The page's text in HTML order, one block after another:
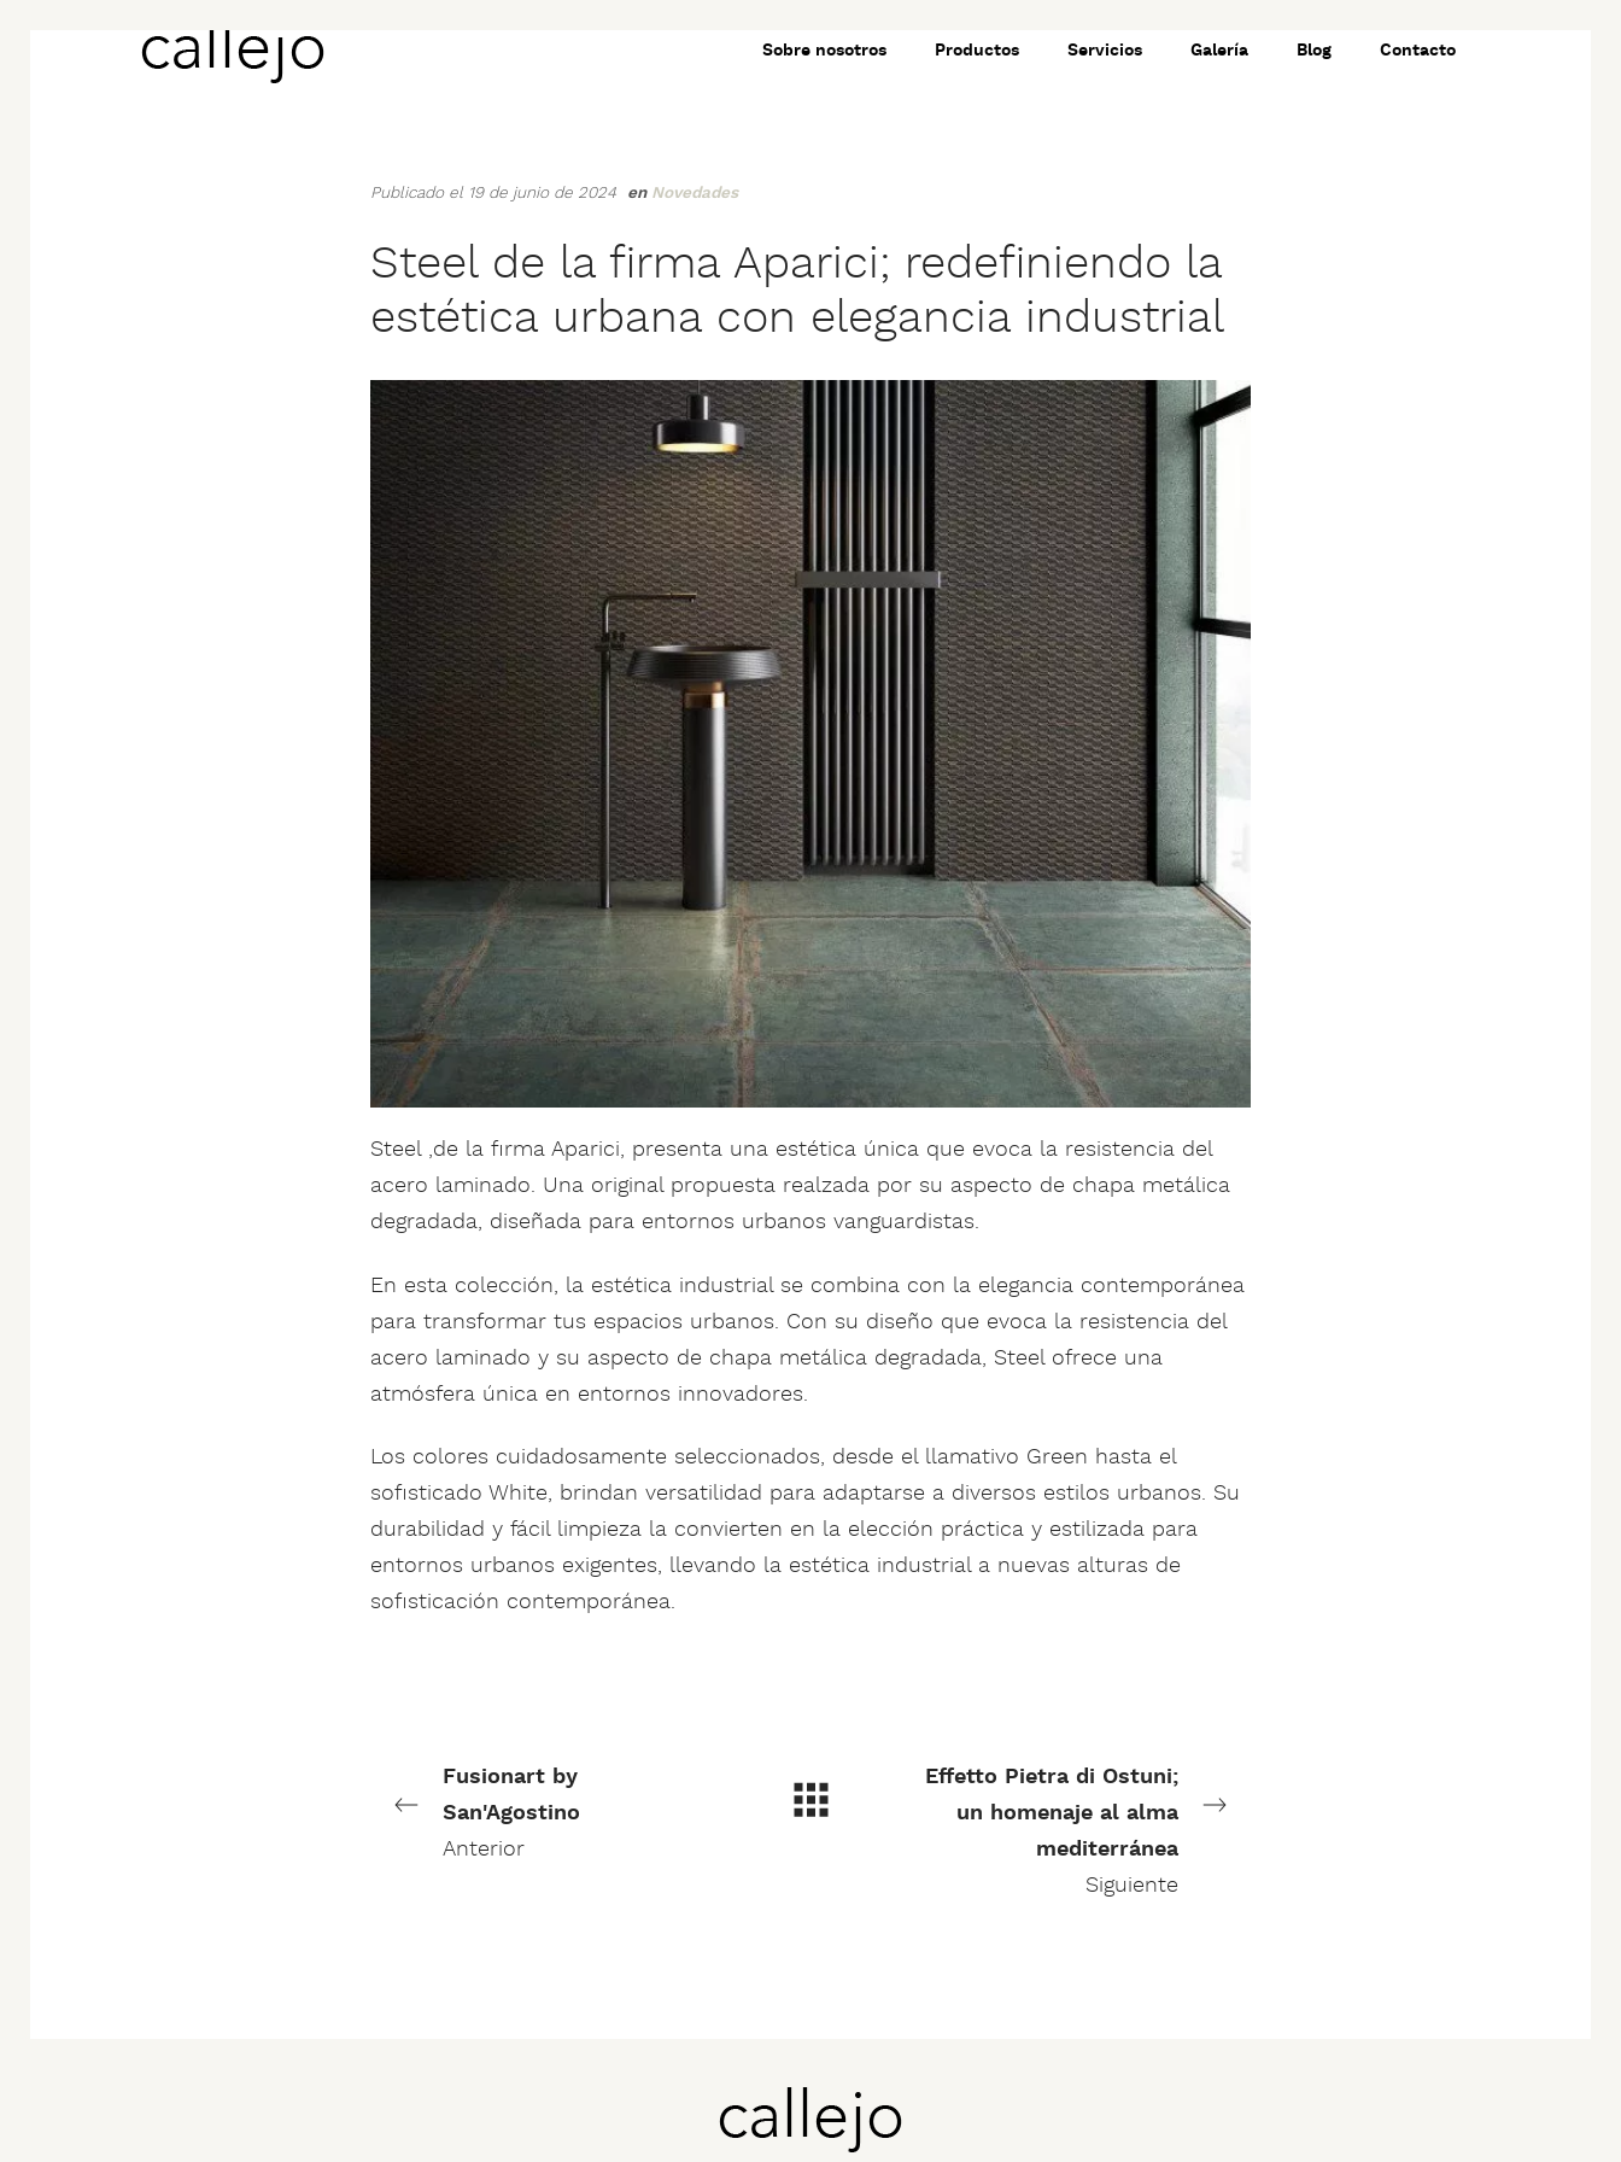
Sobre nosotros Productos Servicios Galería Blog Contacto
Publicado el 19 de junio de 2024 en Novedades
Steel de la firma Aparici; redefiniendo la
estética urbana con elegancia industrial
Steel ,de la firma Aparici, presenta una estética única que evoca la resistencia del
acero laminado. Una original propuesta realzada por su aspecto de chapa metálica
degradada, diseñada para entornos urbanos vanguardistas.
En esta colección, la estética industrial se combina con la elegancia contemporánea
para transformar tus espacios urbanos. Con su diseño que evoca la resistencia del
acero laminado y su aspecto de chapa metálica degradada, Steel ofrece una
atmósfera única en entornos innovadores.
Los colores cuidadosamente seleccionados, desde el llamativo Green hasta el
sofisticado White, brindan versatilidad para adaptarse a diversos estilos urbanos. Su
durabilidad y fácil limpieza la convierten en la elección práctica y estilizada para
entornos urbanos exigentes, llevando la estética industrial a nuevas alturas de
sofisticación contemporánea.
Fusionart by
San'Agostino
Anterior
Effetto Pietra di Ostuni;
un homenaje al alma
mediterránea
Siguiente